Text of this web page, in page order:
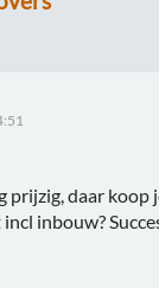
prijzig, daar koop
inbouw?